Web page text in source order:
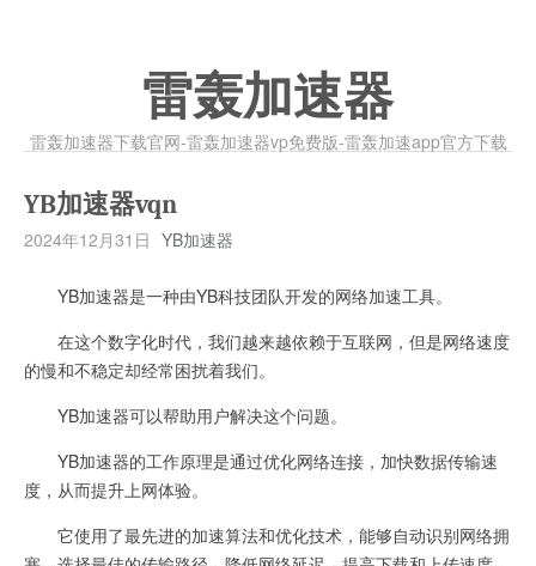
雷轰加速器
雷轰加速器下载官网-雷轰加速器vp免费版-雷轰加速app官方下载
YB加速器vqn
2024年12月31日 YB加速器
YB加速器是一种由YB科技团队开发的网络加速工具。
在这个数字化时代，我们越来越依赖于互联网，但是网络速度
的慢和不稳定却经常困扰着我们。
YB加速器可以帮助用户解决这个问题。
YB加速器的工作原理是通过优化网络连接，加快数据传输速
度，从而提升上网体验。
它使用了最先进的加速算法和优化技术，能够自动识别网络拥